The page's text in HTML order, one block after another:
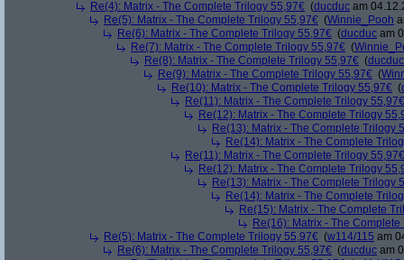
Re(4): Matrix - The Complete Trilogy 55,97€ (ducduc am
Re(5): Matrix - The Complete Trilogy 55,97€ (Winnie_Pooh
Re(6): Matrix - The Complete Trilogy 55,97€ (ducduc am
Re(7): Matrix - The Complete Trilogy 55,97€ (
Re(8): Matrix - The Complete Trilogy 55,97€ (ducduc
Re(9): Matrix - The Complete Trilogy 55,97€ (
Re(10): Matrix - The Complete Trilogy 55,97€ (
Re(11): Matrix - The Complete Trilogy 55,97€
Re(12): Matrix - The Complete Trilogy
Re(13): Matrix - The Complete Trilogy
Re(14): Matrix - The Complete
Re(11): Matrix - The Complete Trilogy 55,97€
Re(12): Matrix - The Complete Trilogy
Re(13): Matrix - The Complete Trilogy
Re(14): Matrix - The Complete
Re(15): Matrix - The Complete
Re(16): Matrix - The
Re(5): Matrix - The Complete Trilogy 55,97€ (w114/115 am
Re(6): Matrix - The Complete Trilogy 55,97€ (ducduc am